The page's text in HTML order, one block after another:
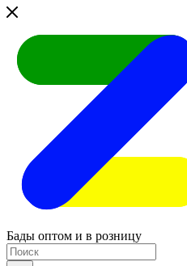
Бады оптом и в розницу